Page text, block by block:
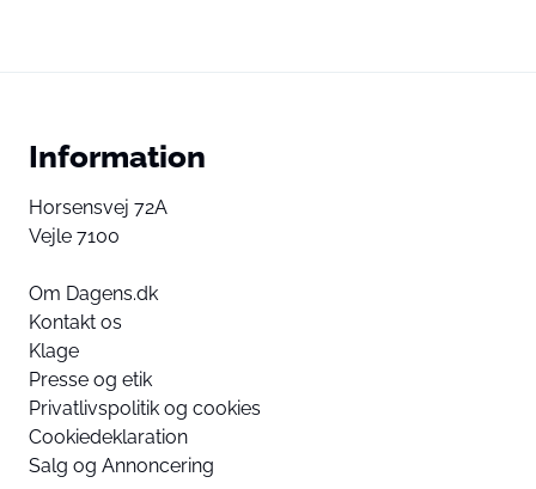
Information
Horsensvej 72A
Vejle 7100
Om Dagens.dk
Kontakt os
Klage
Presse og etik
Privatlivspolitik og cookies
Cookiedeklaration
Salg og Annoncering